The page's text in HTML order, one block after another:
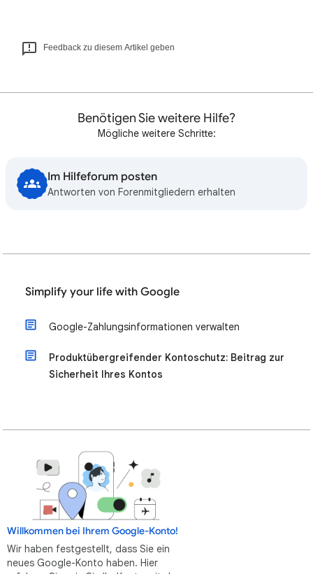
Feedback zu diesem Artikel geben
Benötigen Sie weitere Hilfe?
Mögliche weitere Schritte:
Im Hilfeforum posten
Antworten von Forenmitgliedern erhalten
Simplify your life with Google
Google-Zahlungsinformationen verwalten
Produktübergreifender Kontoschutz: Beitrag zur
Sicherheit Ihres Kontos
Willkommen bei Ihrem Google-Konto!
Wir haben festgestellt, dass Sie ein
neues Google-Konto haben. Hier